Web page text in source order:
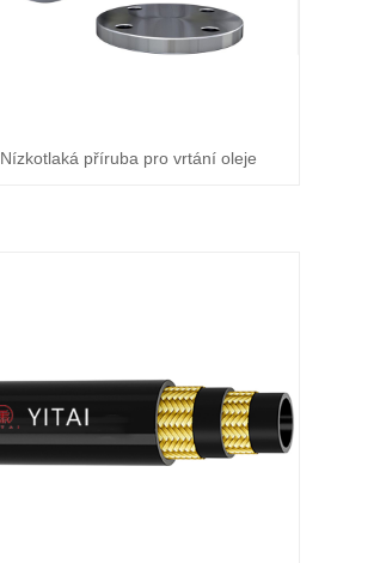
Nízkotlaká příruba pro vrtání oleje